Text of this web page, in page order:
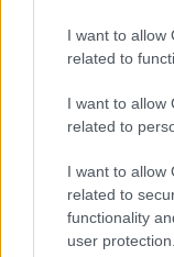
I want to allow
related to
I want to allow
related to
I want to allow
related to
functionality
user protection.
Για τα
σε αυτή την
ότι «αφορά
τελευταίες
που έχει το
Πάντως, τα
ειδικούς αυτή
Πάρος, η